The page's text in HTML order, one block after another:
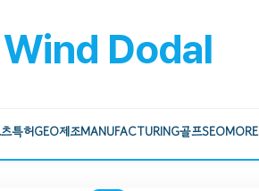
Wind Dodal
특허GEO제조MANUFACTURING골프SEOMORE